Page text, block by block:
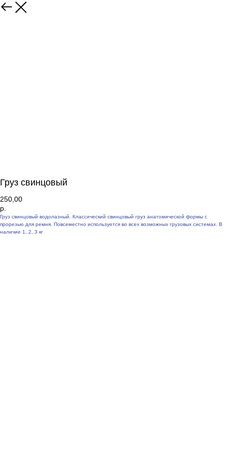
Груз свинцовый
250,00
р.
Груз свинцовый водолазный. Классический свинцовый груз анатомической формы с
прорезью для ремня. Повсеместно используется во всех возможных грузовых системах. В
наличие 1, 2, 3 кг